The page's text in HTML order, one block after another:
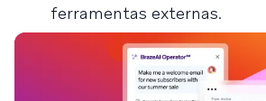
ferramentas externas.